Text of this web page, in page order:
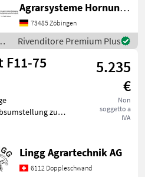
melden Thomas
838 Raccolta
Rimorchi per balle
Agrarsysteme Hornung GmbH & Co. KG
73485 Zöbingen
Rivenditore Premium Plus
F11-75
5.235
€
Non
soggetto a
IVA
zu
Ideal
Gelände, da die
gehalten werden
Lingg Agrartechnik AG
6112 Doppleschwand